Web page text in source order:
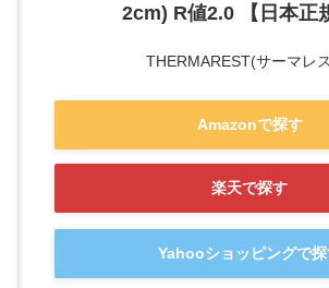
2cm) R値2.0 【日本正
THERMAREST(サーマレ
Amazonで探す
楽天で探す
Yahooショッピングで探